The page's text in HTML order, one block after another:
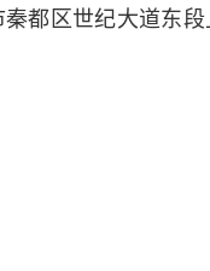
都区世纪大道东